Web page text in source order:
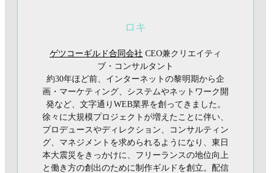
ロキ
ゲツコーギルド合同会社 CEO兼クリエイティ
ブ・コンサルタント
約30年ほど前、インターネットの黎明期から企
画・マーケティング、システムやネットワーク開
発など、文字通りWEB業界を創ってきました。
徐々に大規模プロジェクトが増えたことに伴い、
プロデュースやディレクション、コンサルティン
グ、マネジメントを求められるようになり、東日
本大震災をきっかけに、フリーランスの地位向上
と働き方の創出のために制作ギルドを創立。配信